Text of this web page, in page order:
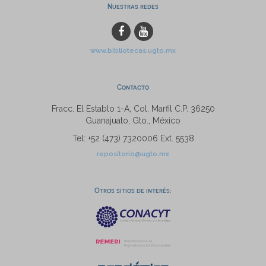
Nuestras redes
www.bibliotecas.ugto.mx
Contacto
Fracc. El Establo 1-A, Col. Marfil C.P. 36250
Guanajuato, Gto., México
Tel: +52 (473) 7320006 Ext. 5538
repositorio@ugto.mx
Otros sitios de interés: